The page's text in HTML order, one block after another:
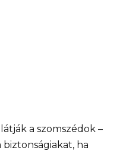
a szomszédok –
biztonságiakat, ha